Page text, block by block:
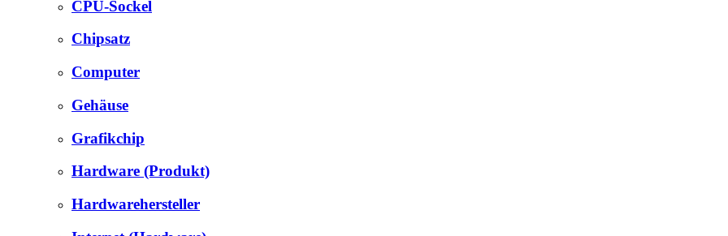
CPU-Sockel
Chipsatz
Computer
Gehäuse
Grafikchip
Hardware (Produkt)
Hardwarehersteller